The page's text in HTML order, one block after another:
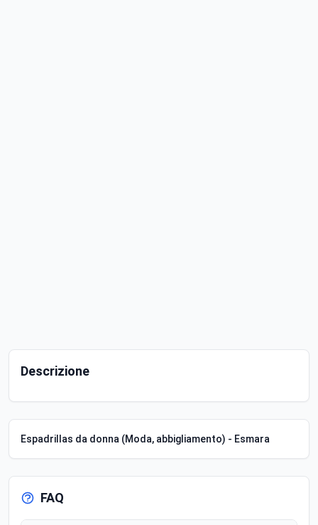
Descrizione
Espadrillas da donna (Moda, abbigliamento) - Esmara
FAQ